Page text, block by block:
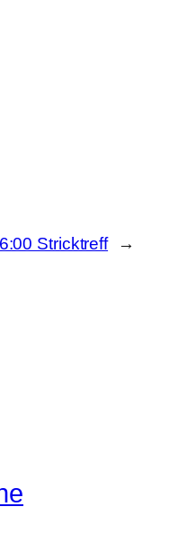
Stricktreff →